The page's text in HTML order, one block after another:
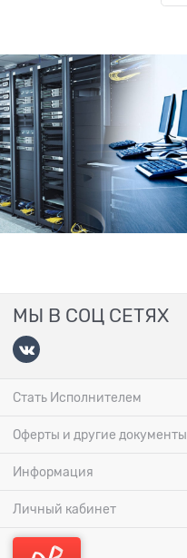
МЫ В СОЦ СЕТЯХ
Стать Исполнителем
Оферты и другие документы
Информация
Личный кабинет